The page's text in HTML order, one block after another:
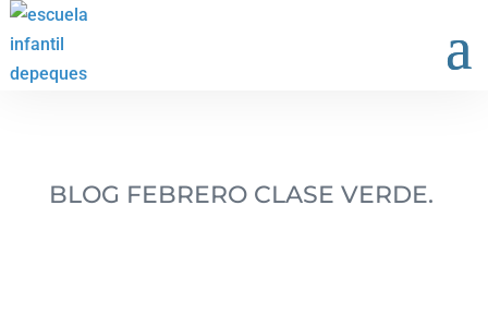
BLOG FEBRERO CLASE VERDE.